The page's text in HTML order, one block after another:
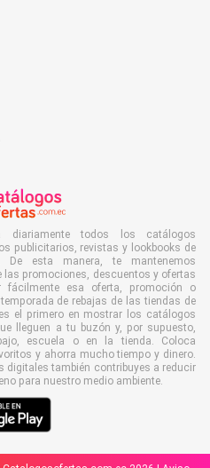
diariamente todos los catálogos
publicitarios, revistas y lookbooks de
esta manera, te mantenemos
promociones, descuentos y ofertas
fácilmente esa oferta, promoción o
de rebajas de las tiendas de
el primero en mostrar los catálogos
lleguen a tu buzón y, por supuesto,
escuela o en la tienda. Coloca
y ahorra mucho tiempo y dinero.
digitales también contribuyes a reducir
para nuestro medio ambiente.